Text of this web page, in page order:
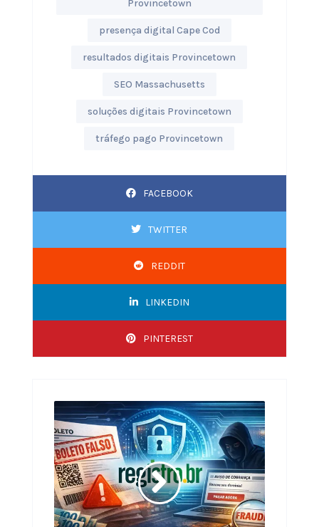
Provincetown
presença digital Cape Cod
resultados digitais Provincetown
SEO Massachusetts
soluções digitais Provincetown
tráfego pago Provincetown
FACEBOOK
TWITTER
REDDIT
LINKEDIN
PINTEREST